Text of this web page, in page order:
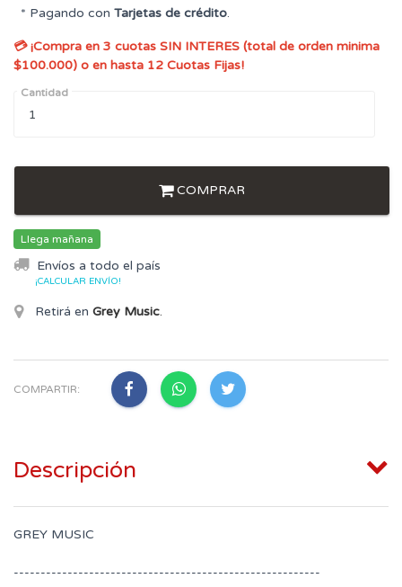
* Pagando con Tarjetas de crédito.
💳 ¡Compra en 3 cuotas SIN INTERES (total de orden minima
$100.000) o en hasta 12 Cuotas Fijas!
Cantidad
COMPRAR
Llega mañana
Envíos a todo el país
¡CALCULAR ENVÍO!
Retirá en Grey Music.
COMPARTIR:
Descripción
GREY MUSIC
---------------------------------------------------------